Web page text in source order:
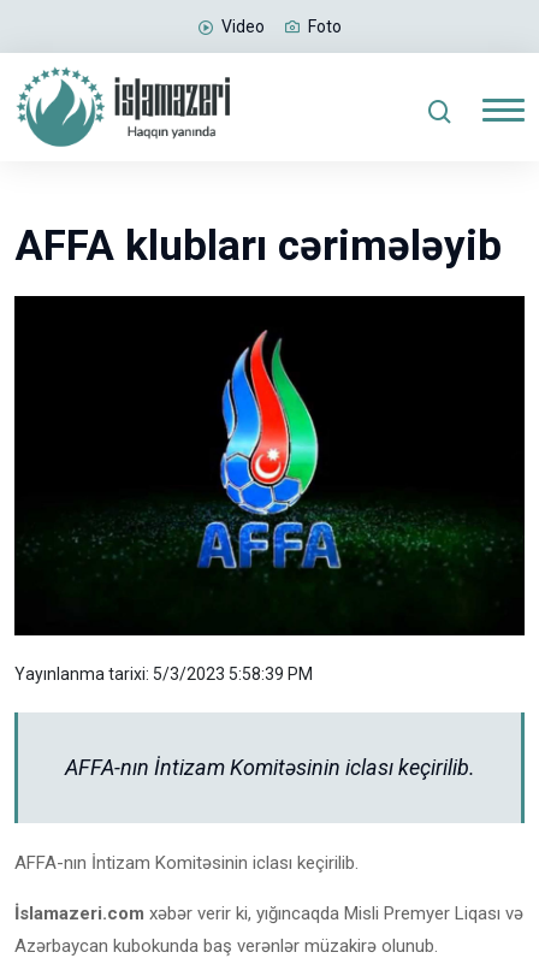
Video Foto
AFFA klubları cərimələyib
Yayınlanma tarixi: 5/3/2023 5:58:39 PM
AFFA-nın İntizam Komitəsinin iclası keçirilib.
AFFA-nın İntizam Komitəsinin iclası keçirilib.
İslamazeri.com xəbər verir ki, yığıncaqda Misli Premyer Liqası və
Azərbaycan kubokunda baş verənlər müzakirə olunub.